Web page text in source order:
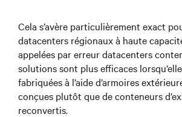
Cela s’avère particulièrement exact
datacenters régionaux à haute
appelées par erreur datacenters
solutions sont plus efficaces
fabriquées à l’aide d’armoires
conçues plutôt que de conteneurs
reconvertis.